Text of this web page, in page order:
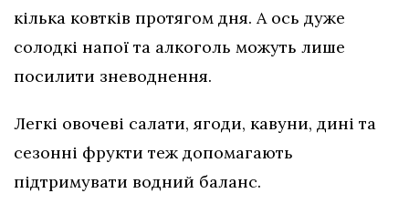
кілька ковтків протягом дня. А ось дуже
солодкі напої та алкоголь можуть лише
посилити зневоднення.
Легкі овочеві салати, ягоди, кавуни, дині та
сезонні фрукти теж допомагають
підтримувати водний баланс.